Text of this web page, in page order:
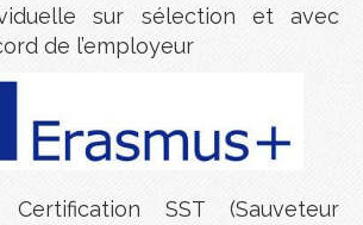
sur sélection et avec
de l’employeur
Certification SST (Sauveteur